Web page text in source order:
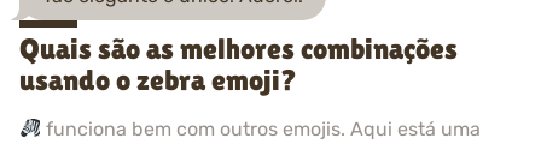
Quais são as melhores combinações
usando o zebra emoji?
funciona bem com outros emojis. Aqui está uma